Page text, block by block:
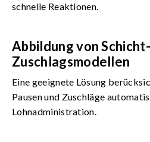
schnelle Reaktionen.
Abbildung von
Zuschlagsmodellen
Eine geeignete Lösung
Pausen und Zuschläge
Lohnadministration.